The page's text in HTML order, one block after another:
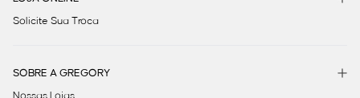
Solicite Sua Troca
SOBRE A GREGORY